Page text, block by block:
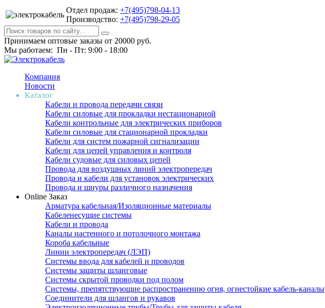
Отдел продаж: +7(495)798-04-13
Производство: +7(495)798-29-05
Принимаем оптовые заказы от 20000 руб.
Мы работаем: Пн - Пт: 9:00 - 18:00
Компания
Новости
Каталог
Кабели и провода передачи связи
Кабели силовые для прокладки нестационарной
Кабели контрольные для электрических приборов
Кабели силовые для стационарной прокладки
Кабели для систем пожарной сигнализации
Кабели для цепей управления и контроля
Кабели судовые для силовых цепей
Провода для воздушных линий электропередач
Провода и кабели для установок электрических
Провода и шнуры различного назначения
Online Заказ
Арматура кабельная/Изоляционные материалы
Кабеленесущие системы
Кабели и провода
Каналы настенного и потолочного монтажа
Короба кабельные
Линии электропередач (ЛЭП)
Системы ввода для кабелей и проводов
Системы защиты шланговые
Системы скрытой проводки под полом
Системы, препятствующие распространению огня, огнестойкие кабель-каналы
Соединители для шлангов и рукавов